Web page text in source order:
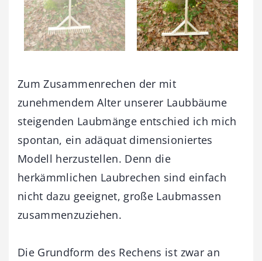
Zum Zusammenrechen der mit
zunehmendem Alter unserer Laubbäume
steigenden Laubmänge entschied ich mich
spontan, ein adäquat dimensioniertes
Modell herzustellen. Denn die
herkämmlichen Laubrechen sind einfach
nicht dazu geeignet, große Laubmassen
zusammenzuziehen.
Die Grundform des Rechens ist zwar an